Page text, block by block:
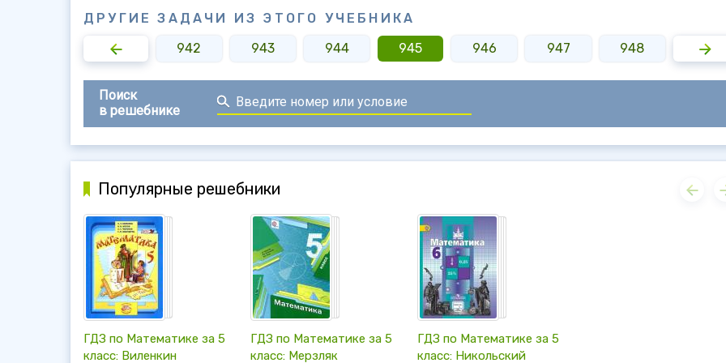
ДРУГИЕ ЗАДАЧИ ИЗ ЭТОГО УЧЕБНИКА
941 942 943 944 945 946 947 948 949
Поиск
в решебнике
Популярные решебники
ГДЗ по Математике за 5
класс: Виленкин
ГДЗ по Математике за 5
класс: Мерзляк
ГДЗ по Математике за 5
класс: Никольский